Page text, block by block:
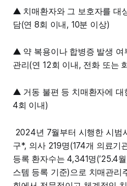
▲ 치매환자와 그 보호자를 대
담(연 8회 이내, 10분 이상)
▲ 약 복용이나 합병증 발생 여
관리(연 12회 이내, 전화 또는
▲ 거동 불편 등 치매환자에 대
4회 이내)
2024년 7월부터 시행한 시범
구*, 의사 219명(174개 의료기
등록 환자수는 4,341명(’25.4
스템 등록 기준)으로 치매관리